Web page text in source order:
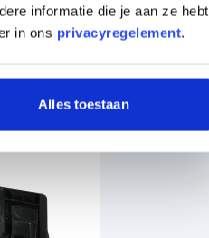
informatie die je aan ze hebt
in ons privacyregelement.
Alles toestaan